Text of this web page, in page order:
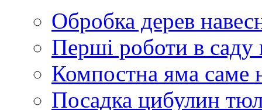
Обробка дерев
Перші роботи в саду
Компостна яма саме
Посадка цибулин